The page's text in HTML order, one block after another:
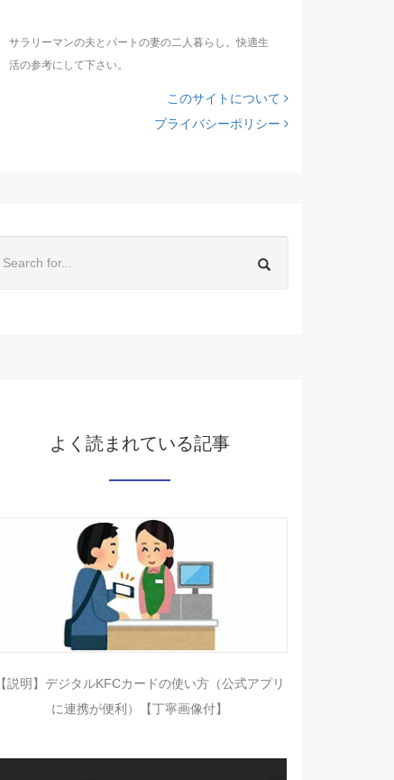
サラリーマンの夫とパートの妻の二人暮らし。快適生
活の参考にして下さい。
このサイトについて
プライバシーポリシー
よく読まれている記事
【説明】デジタルKFCカードの使い方（公式アプリ
に連携が便利）【丁寧画像付】